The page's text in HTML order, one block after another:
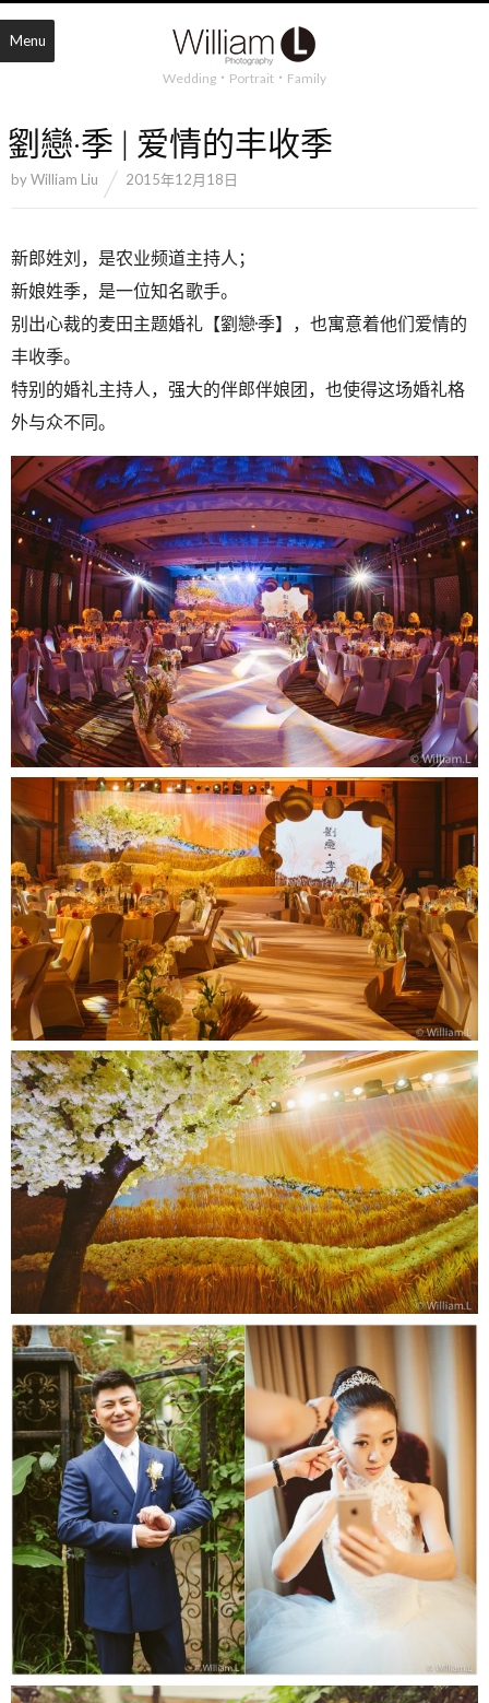
Wedding・Portrait・Family
劉戀·季 | 爱情的丰收季
byWilliam Liu 2015年12月18日
新郎姓刘，是农业频道主持人；
新娘姓季，是一位知名歌手。
别出心裁的麦田主题婚礼【劉戀·季】，也寓意着他们爱情的
丰收季。
特别的婚礼主持人，强大的伴郎伴娘团，也使得这场婚礼格
外与众不同。
Menu